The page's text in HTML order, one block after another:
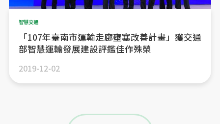
「107年臺南市運輸走廊壅塞改善計畫」獲交通
部智慧運輸發展建設評鑑佳作殊榮
智慧交通
2019-12-02